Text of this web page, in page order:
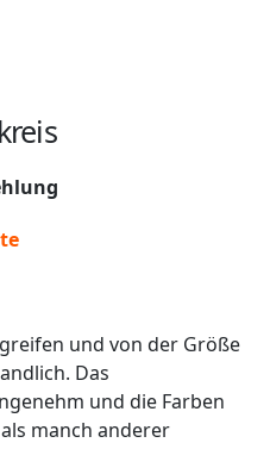
und von der Größe
Das
und die Farben
manch anderer